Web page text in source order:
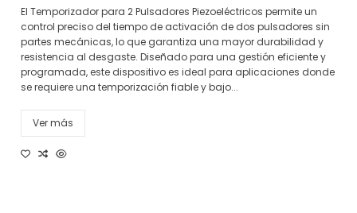
El Temporizador para 2 Pulsadores Piezoeléctricos permite un
control preciso del tiempo de activación de dos pulsadores sin
partes mecánicas, lo que garantiza una mayor durabilidad y
resistencia al desgaste. Diseñado para una gestión eficiente y
programada, este dispositivo es ideal para aplicaciones donde
se requiere una temporización fiable y bajo...
Ver más